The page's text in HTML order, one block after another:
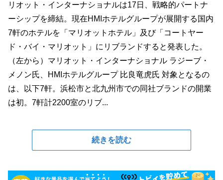
リオット・インターナショナルは17日、戦略的パートナ
ーシップを締結。現在HMIホテルグループが展開する国内
7軒のホテルを「マリオットホテル」及び「コートヤー
ド・バイ・マリオット」にリブランドすると発表した。
（左から）マリオット・インターナショナル ラジーブ・
メノン氏、HMIホテルグループ 比良竜虎氏 対象となるの
は、以下7軒。浜松市と北九州市での同社ブランドの開業
は初。7軒計2200室のリブ...
続きを読む